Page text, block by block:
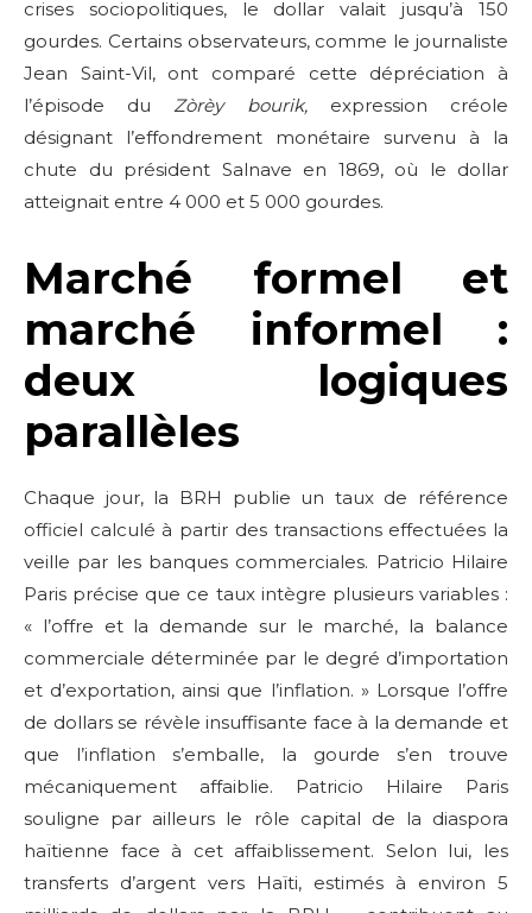
crises sociopolitiques, le dollar valait jusqu’à 150
gourdes. Certains observateurs, comme le journaliste
Jean Saint-Vil, ont comparé cette dépréciation à
l’épisode duZòrèy bourik, expression créole
désignant l’effondrement monétaire survenu à la
chute du président Salnave en 1869, où le dollar
atteignait entre 4 000 et 5 000 gourdes.
Marché formel et
marché informel :
deux logiques
parallèles
Chaque jour, la BRH publie un taux de référence
officiel calculé à partir des transactions effectuées la
veille par les banques commerciales. Patricio Hilaire
Paris précise que ce taux intègre plusieurs variables :
« l’offre et la demande sur le marché, la balance
commerciale déterminée par le degré d’importation
et d’exportation, ainsi que l’inflation. » Lorsque l’offre
de dollars se révèle insuffisante face à la demande et
que l’inflation s’emballe, la gourde s’en trouve
mécaniquement affaiblie. Patricio Hilaire Paris
souligne par ailleurs le rôle capital de la diaspora
haïtienne face à cet affaiblissement. Selon lui, les
transferts d’argent vers Haïti, estimés à environ 5